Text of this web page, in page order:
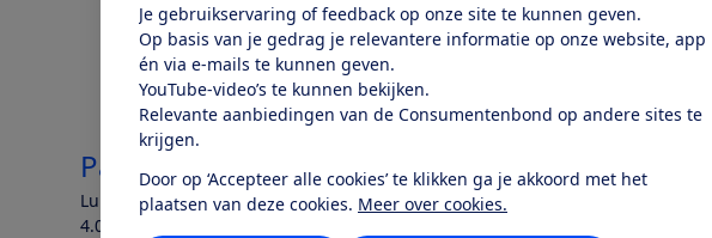
Je gebruikservaring of feedback op onze site te kunnen geven.
Op basis van je gedrag je relevantere informatie op onze website, app
én via e-mails te kunnen geven.
YouTube-video’s te kunnen bekijken.
Relevante aanbiedingen van de Consumentenbond op andere sites te
krijgen.
Door op ‘Accepteer alle cookies’ te klikken ga je akkoord met het
plaatsen van deze cookies. Meer over cookies.
Panasonic
Lumix DC-GH5 II met Leica 12-60mm f/2.8-
4.0
Sony
Alpha 7 III met FE 28-70mm F3.5–5.6